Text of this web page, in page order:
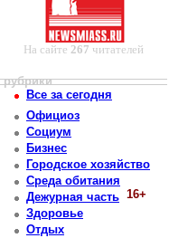
На сайте 267 читателей
рубрики
Все за сегодня
Официоз
Социум
Бизнес
Городское хозяйство
Среда обитания
Дежурная часть 16+
Здоровье
Отдых